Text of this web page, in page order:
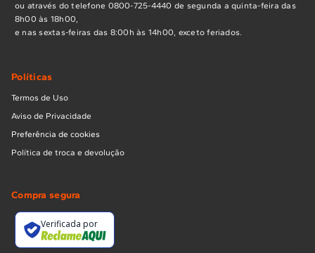
ou através do telefone 0800-725-4440 de segunda a quinta-feira das
8h00 às 18h00,
e nas sextas-feiras das 8:00h às 14h00, exceto feriados.
Políticas
Termos de Uso
Aviso de Privacidade
Preferência de cookies
Política de troca e devolução
Compra segura
Verificada por